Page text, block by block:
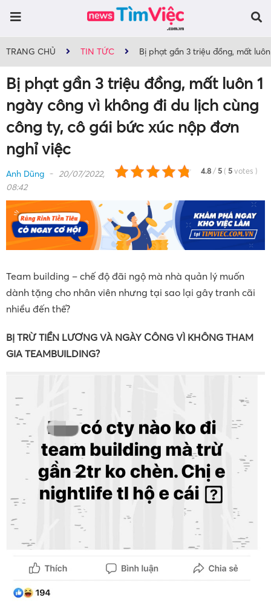
TRANG CHỦ TIN TỨC Bị phạt gần 3 triệu đồng, mất
Bị phạt gần 3 triệu đồng, mất luôn 1
ngày công vì không đi du lịch cùng
công ty, cô gái bức xúc nộp đơn
nghỉ việc
4.8 / 5 ( 5 votes )
Anh Dũng
20/07/2022,
08:42
Team building – chế độ đãi ngộ mà nhà quản lý muốn
dành tặng cho nhân viên nhưng tại sao lại gây tranh cãi
nhiều đến thế?
BỊ TRỪ TIỀN LƯƠNG VÀ NGÀY CÔNG VÌ KHÔNG THAM
GIA TEAMBUILDING?